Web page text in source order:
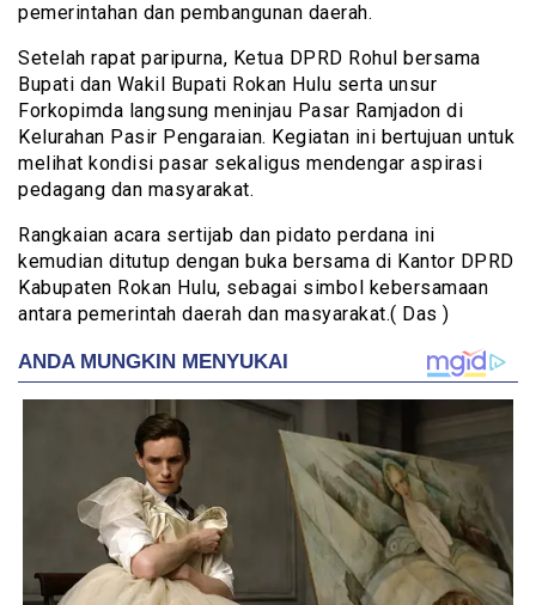
pemerintahan dan pembangunan daerah.
Setelah rapat paripurna, Ketua DPRD Rohul bersama
Bupati dan Wakil Bupati Rokan Hulu serta unsur
Forkopimda langsung meninjau Pasar Ramjadon di
Kelurahan Pasir Pengaraian. Kegiatan ini bertujuan untuk
melihat kondisi pasar sekaligus mendengar aspirasi
pedagang dan masyarakat.
Rangkaian acara sertijab dan pidato perdana ini
kemudian ditutup dengan buka bersama di Kantor DPRD
Kabupaten Rokan Hulu, sebagai simbol kebersamaan
antara pemerintah daerah dan masyarakat.( Das )